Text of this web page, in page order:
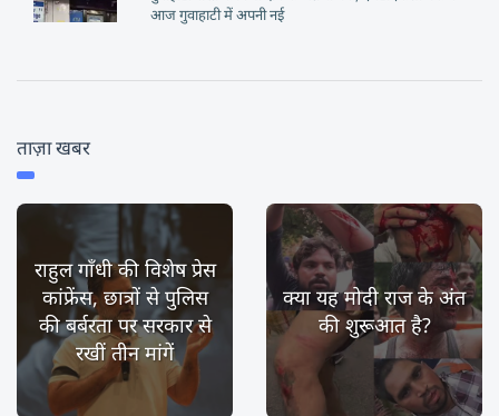
आज गुवाहाटी में अपनी नई
ताज़ा खबर
राहुल गाँधी की विशेष प्रेस
कांफ्रेंस, छात्रों से पुलिस
की बर्बरता पर सरकार से
रखीं तीन मांगें
क्या यह मोदी राज के अंत
की शुरूआत है?